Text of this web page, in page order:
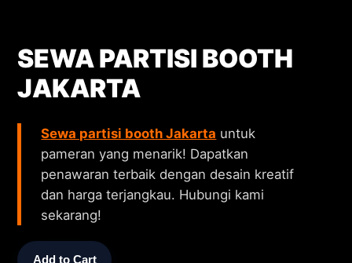
SEWA PARTISI BOOTH
JAKARTA
Sewa partisi booth Jakarta untuk
pameran yang menarik! Dapatkan
penawaran terbaik dengan desain kreatif
dan harga terjangkau. Hubungi kami
sekarang!
Add to Cart